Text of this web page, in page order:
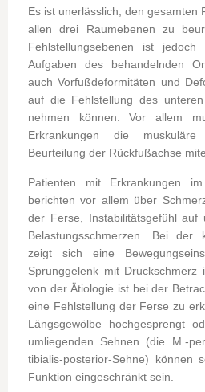
Es ist unerlässlich, den gesamten
allen drei Raumebenen zu
Fehlstellungsebenen ist
Aufgaben des behandelnden
auch Vorfußdeformitäten und
auf die Fehlstellung des
nehmen können. Vor allem
Erkrankungen die
Beurteilung der Rückfußachse
Patienten mit Erkrankungen
berichten vor allem über
der Ferse, Instabilitätsgefühl auf
Belastungsschmerzen. Bei der
zeigt sich eine
Sprunggelenk mit Druckschmerz
von der Ätiologie ist bei der
eine Fehlstellung der Ferse zu
Längsgewölbe hochgesprengt
umliegenden Sehnen (die M.-
tibialis-posterior-Sehne) können
Funktion eingeschränkt sein.